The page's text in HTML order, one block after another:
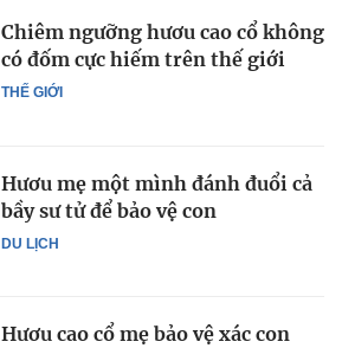
THẾ GIỚI
Chiêm ngưỡng hươu cao cổ không
có đốm cực hiếm trên thế giới
DU LỊCH
Hươu mẹ một mình đánh đuổi cả
bầy sư tử để bảo vệ con
Hươu cao cổ mẹ bảo vệ xác con